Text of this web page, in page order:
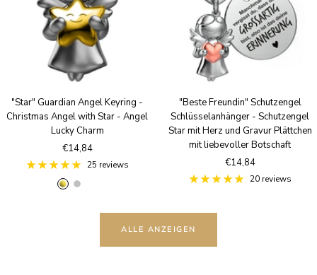
S
i
l
v
e
B
r
o
n
z
d
"Star" Guardian Angel Keyring -
Christmas Angel with Star - Angel
Lucky Charm
Sale
price
€14,84
25 reviews
g
S
"Beste Freundin" Schutzengel
Schlüsselanhänger - Schutzengel
Star mit Herz und Gravur Plättchen
mit liebevoller Botschaft
Sale
price
€14,84
20 reviews
ALLE ANZEIGEN